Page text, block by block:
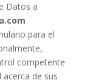
Datos a
para el
competente
de sus